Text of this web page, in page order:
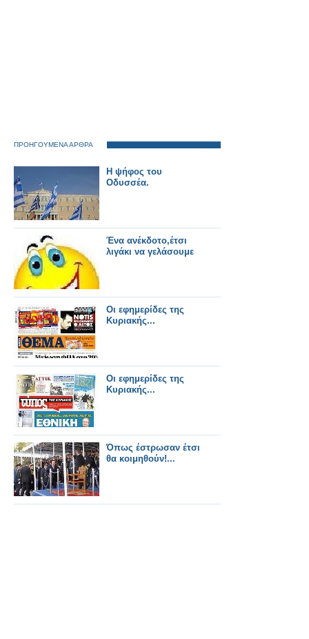
ΠΡΟΗΓΟΥΜΕΝΑ ΑΡΘΡΑ
Η ψήφος του
Οδυσσέα.
Ένα ανέκδοτο,έτσι
λιγάκι να γελάσουμε
Οι εφημερίδες της
Κυριακής...
Oι εφημερίδες της
Κυριακής...
Όπως έστρωσαν έτσι
θα κοιμηθούν!...